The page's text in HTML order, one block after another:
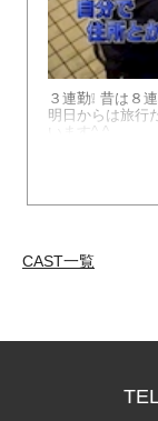
３連勤❕ 昔は８
明日からは旅行
います^ ^
CAST一覧